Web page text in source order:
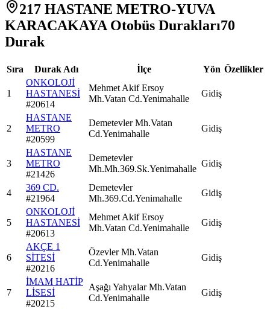
217 HASTANE METRO-YUVA
KARACAKAYA Otobüs Durakları70
Durak
Sıra Durak Adı İlçe Yön Özellikler
1
ONKOLOJİ
HASTANESİ
#20614
Mehmet Akif Ersoy
Mh.Vatan Cd.Yenimahalle
Gidiş
2
HASTANE
METRO
#20599
Demetevler Mh.Vatan
Cd.Yenimahalle
Gidiş
3
HASTANE
METRO
#21426
Demetevler
Mh.Mh.369.Sk.Yenimahalle
Gidiş
4
369 CD.
#21964
Demetevler
Mh.369.Cd.Yenimahalle
Gidiş
5
ONKOLOJİ
HASTANESİ
#20613
Mehmet Akif Ersoy
Mh.Vatan Cd.Yenimahalle
Gidiş
6
AKÇE 1
SİTESİ
#20216
Özevler Mh.Vatan
Cd.Yenimahalle
Gidiş
7
İMAM HATİP
LİSESİ
#20215
Aşağı Yahyalar Mh.Vatan
Cd.Yenimahalle
Gidiş